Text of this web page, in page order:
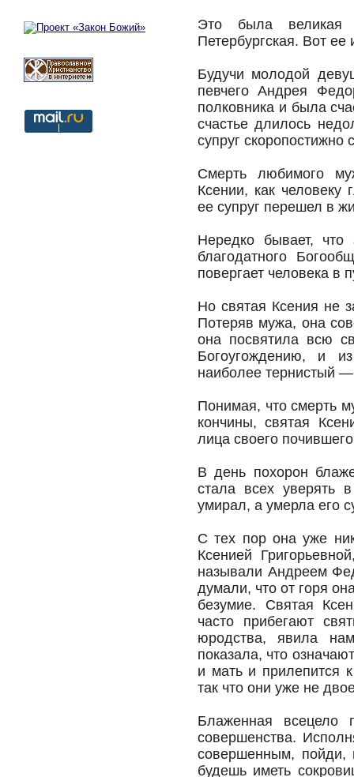
Это была великая
Петербургская. Вот
Будучи молодой
певчего Андрея
полковника и была
счастье длилось
супруг скоропостижно
Смерть любимого
Ксении, как человеку
ее супруг перешел в
Нередко бывает, что
благодатного
повергает человека в
Но святая Ксения не
Потеряв мужа, она
она посвятила всю
Богоугождению, и
наиболее тернистый
Понимая, что смерть
кончины, святая
лица своего
В день похорон
стала всех уверять
умирал, а умерла его
С тех пор она уже
Ксенией
называли Андреем
думали, что от горя
безумие. Святая
часто прибегают
юродства, явила
показала, что
и мать и прилепится
так что они уже не
Блаженная всецело
совершенства.
совершенным,
будешь иметь